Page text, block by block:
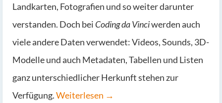
Landkarten, Fotografien und so weiter darunter
verstanden. Doch bei Coding da Vinciwerden auch
viele andere Daten verwendet: Videos, Sounds, 3D-
Modelle und auch Metadaten, Tabellen und Listen
ganz unterschiedlicher Herkunft stehen zur
Verfügung.Weiterlesen →